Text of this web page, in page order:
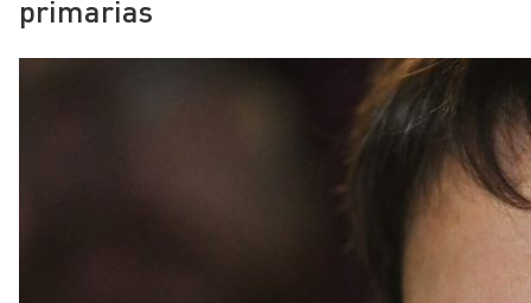
Ciudad
Sostenibilidad
Deportes
Opinión
Señal 2
primarias